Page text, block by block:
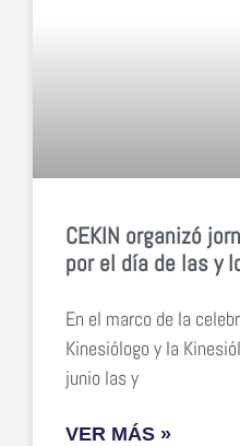
CEKIN organizó
por el día de las y
En el marco de la
Kinesiólogo y la
junio las y
VER MÁS »